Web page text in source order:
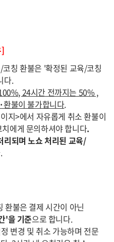
]
칭 환불은 '확정된 교육/코칭
다.
24시간 전까지는 50% ,
·환불이 불가합니다.
지>에서 자유롭게 취소 환불이
에게 문의하셔야 합니다.
리되며 노쇼 처리된 교육/
환불은 결제 시간이 아닌
'을 기준으로 합니다.
변경 및 취소 가능하며 전문